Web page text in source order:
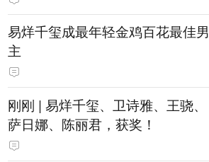
易烊千玺成最年轻金鸡百花最佳男
主
刚刚 | 易烊千玺、卫诗雅、王骁、
萨日娜、陈丽君，获奖！